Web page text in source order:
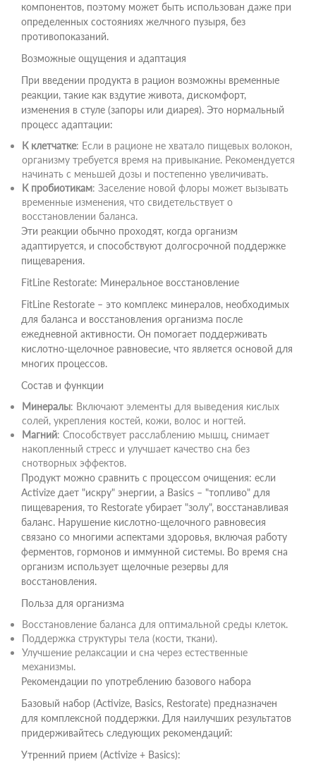
компонентов, поэтому может быть использован даже при
определенных состояниях желчного пузыря, без
противопоказаний.
Возможные ощущения и адаптация
При введении продукта в рацион возможны временные
реакции, такие как вздутие живота, дискомфорт,
изменения в стуле (запоры или диарея). Это нормальный
процесс адаптации:
К клетчатке: Если в рационе не хватало пищевых волокон,
организму требуется время на привыкание. Рекомендуется
начинать с меньшей дозы и постепенно увеличивать.
К пробиотикам: Заселение новой флоры может вызывать
временные изменения, что свидетельствует о
восстановлении баланса.
Эти реакции обычно проходят, когда организм
адаптируется, и способствуют долгосрочной поддержке
пищеварения.
FitLine Restorate: Минеральное восстановление
FitLine Restorate – это комплекс минералов, необходимых
для баланса и восстановления организма после
ежедневной активности. Он помогает поддерживать
кислотно-щелочное равновесие, что является основой для
многих процессов.
Состав и функции
Минералы: Включают элементы для выведения кислых
солей, укрепления костей, кожи, волос и ногтей.
Магний: Способствует расслаблению мышц, снимает
накопленный стресс и улучшает качество сна без
снотворных эффектов.
Продукт можно сравнить с процессом очищения: если
Activize дает "искру" энергии, а Basics – "топливо" для
пищеварения, то Restorate убирает "золу", восстанавливая
баланс. Нарушение кислотно-щелочного равновесия
связано со многими аспектами здоровья, включая работу
ферментов, гормонов и иммунной системы. Во время сна
организм использует щелочные резервы для
восстановления.
Польза для организма
Восстановление баланса для оптимальной среды клеток.
Поддержка структуры тела (кости, ткани).
Улучшение релаксации и сна через естественные
механизмы.
Рекомендации по употреблению базового набора
Базовый набор (Activize, Basics, Restorate) предназначен
для комплексной поддержки. Для наилучших результатов
придерживайтесь следующих рекомендаций:
Утренний прием (Activize + Basics):